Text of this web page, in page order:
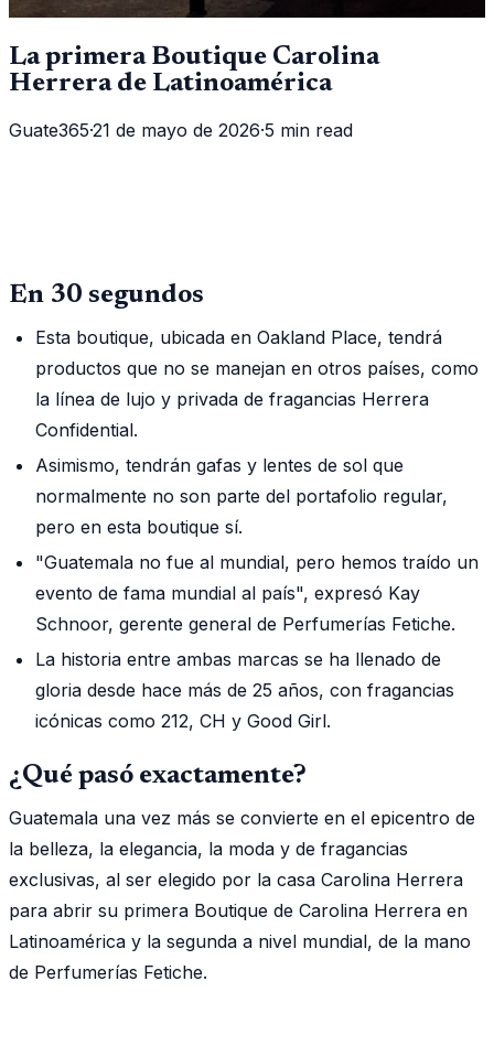
La primera Boutique Carolina
Herrera de Latinoamérica
Guate365·21 de mayo de 2026·5 min read
En 30 segundos
Esta boutique, ubicada en Oakland Place, tendrá
productos que no se manejan en otros países, como
la línea de lujo y privada de fragancias Herrera
Confidential.
Asimismo, tendrán gafas y lentes de sol que
normalmente no son parte del portafolio regular,
pero en esta boutique sí.
"Guatemala no fue al mundial, pero hemos traído un
evento de fama mundial al país", expresó Kay
Schnoor, gerente general de Perfumerías Fetiche.
La historia entre ambas marcas se ha llenado de
gloria desde hace más de 25 años, con fragancias
icónicas como 212, CH y Good Girl.
¿Qué pasó exactamente?
Guatemala una vez más se convierte en el epicentro de
la belleza, la elegancia, la moda y de fragancias
exclusivas, al ser elegido por la casa Carolina Herrera
para abrir su primera Boutique de Carolina Herrera en
Latinoamérica y la segunda a nivel mundial, de la mano
de Perfumerías Fetiche.